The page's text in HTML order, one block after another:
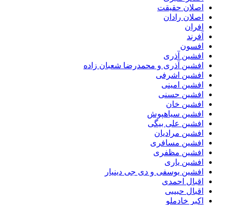
اصلان حقیقت
اصلان رادان
افران
اَفرند
افسون
افشین آذری
افشین آذری و محمدرضا شعبان زاده
افشین اشرفی
افشین امینی
افشین حسنی
افشین خان
افشین سیاهپوش
افشین علی بیگی
افشین مرادیان
افشین مسافری
افشین مظفری
افشین یاری
افشین یوسفی و دی جی دینیار
اقبال احمدی
اقبال حبیبی
اکبر خادملو